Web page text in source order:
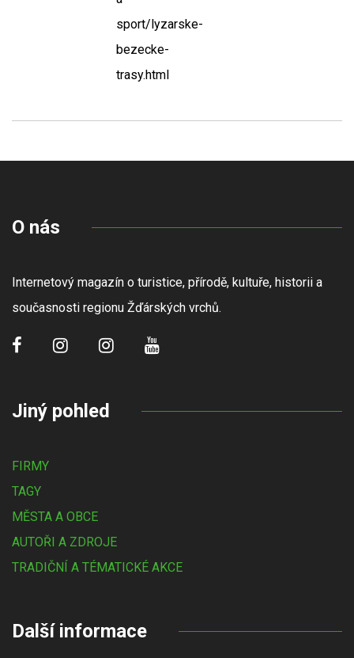
sport/lyzarske-
bezecke-
trasy.html
O nás
Internetový magazín o turistice, přírodě, kultuře, historii a
současnosti regionu Žďárských vrchů.
Jiný pohled
FIRMY
TAGY
MĚSTA A OBCE
AUTOŘI A ZDROJE
TRADIČNÍ A TÉMATICKÉ AKCE
Další informace